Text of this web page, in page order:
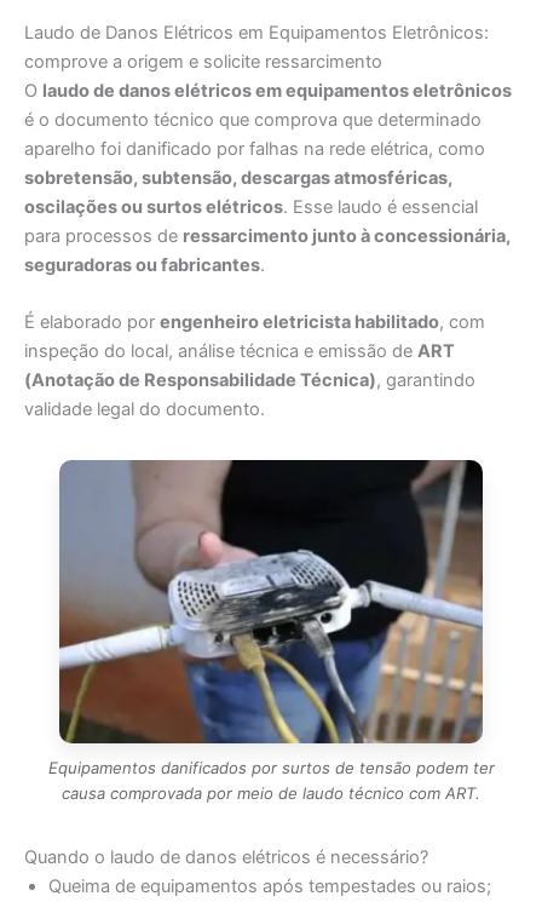
Laudo de Danos Elétricos em Equipamentos Eletrônicos:
comprove a origem e solicite ressarcimento
O laudo de danos elétricos em equipamentos eletrônicos
é o documento técnico que comprova que determinado
aparelho foi danificado por falhas na rede elétrica, como
sobretensão, subtensão, descargas atmosféricas,
oscilações ou surtos elétricos. Esse laudo é essencial
para processos de ressarcimento junto à concessionária,
seguradoras ou fabricantes.
É elaborado por engenheiro eletricista habilitado, com
inspeção do local, análise técnica e emissão de ART
(Anotação de Responsabilidade Técnica), garantindo
validade legal do documento.
Equipamentos danificados por surtos de tensão podem ter
causa comprovada por meio de laudo técnico com ART.
Quando o laudo de danos elétricos é necessário?
Queima de equipamentos após tempestades ou raios;